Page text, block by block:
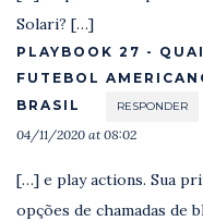
Solari? […]
PLAYBOOK 27 -
FUTEBOL
BRASIL
RESPONDER
04/11/2020 at 08:02
[…] e play actions. Sua
opções de chamadas de